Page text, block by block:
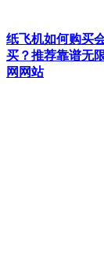
纸飞机如何购买
买？推荐靠谱无
网网站